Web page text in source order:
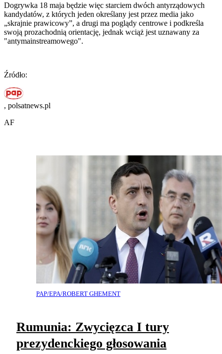
Dogrywka 18 maja będzie więc starciem dwóch antyrządowych
kandydatów, z których jeden określany jest przez media jako
„skrajnie prawicowy”, a drugi ma poglądy centrowe i podkreśla
swoją prozachodnią orientację, jednak wciąż jest uznawany za
"antymainstreamowego".
Źródło:
, polsatnews.pl
AF
PAP/EPA/ROBERT GHEMENT
Rumunia: Zwycięzca I tury
prezydenckiego głosowania